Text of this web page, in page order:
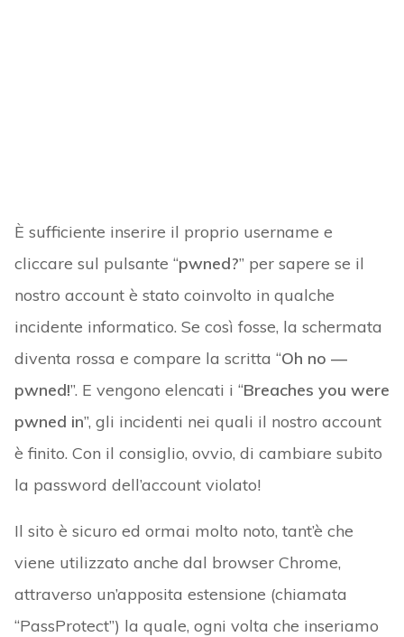
È sufficiente inserire il proprio username e
cliccare sul pulsante “pwned?” per sapere se il
nostro account è stato coinvolto in qualche
incidente informatico. Se così fosse, la schermata
diventa rossa e compare la scritta “Oh no —
pwned!”. E vengono elencati i “Breaches you were
pwned in”, gli incidenti nei quali il nostro account
è finito. Con il consiglio, ovvio, di cambiare subito
la password dell’account violato!
Il sito è sicuro ed ormai molto noto, tant’è che
viene utilizzato anche dal browser Chrome,
attraverso un’apposita estensione (chiamata
“PassProtect”) la quale, ogni volta che inseriamo